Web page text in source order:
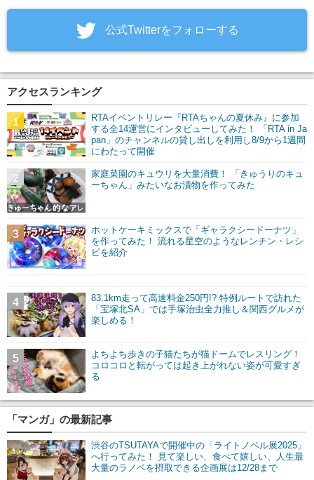
‎公式Twitterをフォローする
アクセスランキング
RTAイベントリレー『RTAちゃんの夏休み』に参加
する全14運営にインタビューしてみた！ 「RTA in Ja
pan」のチャンネルの貸し出しを利用し8/9から1週間
にわたって開催
1
家庭菜園のキュウリを大量消費！ 「きゅうりのキュ
ーちゃん」みたいなお漬物を作ってみた
2
ホットケーキミックスで「ギャラクシードーナツ」
を作ってみた！ 流れる星空のようなレンチン・レシ
ピを紹介
3
83.1km走って高速料金250円!? 特例ルートで訪れた
「宝塚北SA」では手塚治虫全力推し＆関西グルメが
楽しめる！
4
よちよち歩きの子猫たちが猫ドームでレスリング！
コロコロと転がっては起き上がれない姿が可愛すぎ
る
5
「マンガ」の最新記事
渋谷のTSUTAYAで開催中の「ライトノベル展2025」
へ行ってみた！ 見て楽しい、食べて嬉しい、人生最
大量のラノベを摂取できる企画展は12/28まで